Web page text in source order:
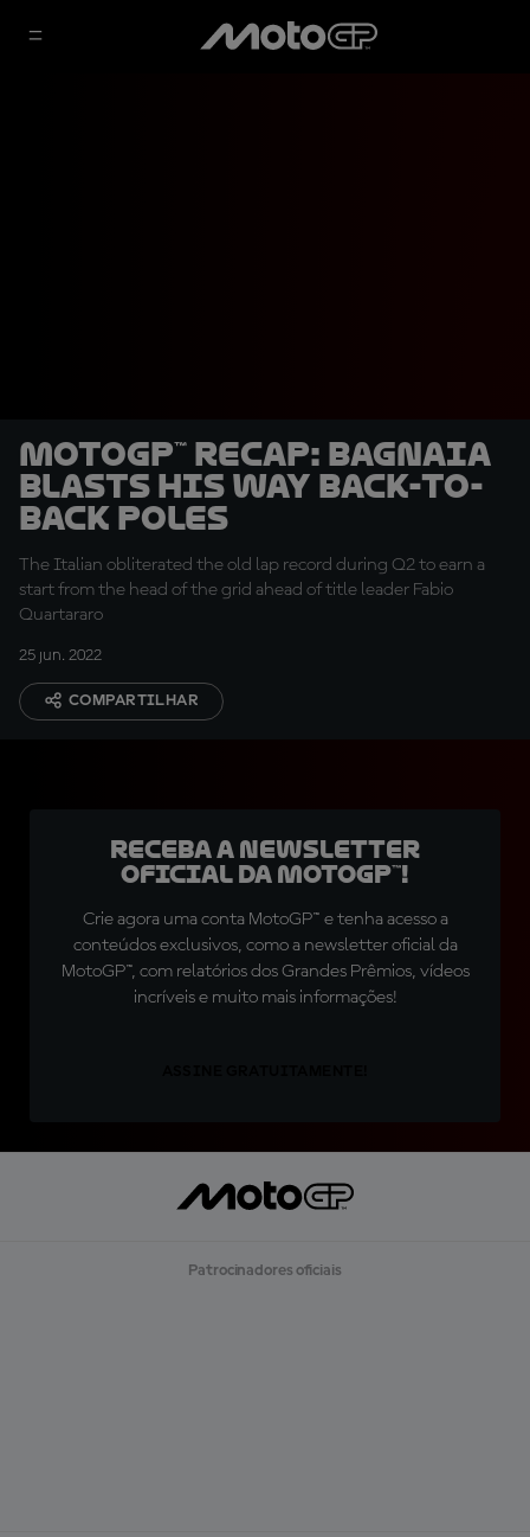
MotoGP™ recap: Bagnaia
blasts his way back-to-
back poles
The Italian obliterated the old lap record during Q2 to earn a
start from the head of the grid ahead of title leader Fabio
Quartararo
25 jun. 2022
COMPARTILHAR
Receba a newsletter
oficial da MotoGP™!
Crie agora uma conta MotoGP™ e tenha acesso a
conteúdos exclusivos, como a newsletter oficial da
MotoGP™, com relatórios dos Grandes Prêmios, vídeos
incríveis e muito mais informações!
Patrocinadores oficiais